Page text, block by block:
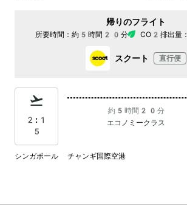
帰りのフライト
所要時間： 約5時間20分 CO2排出量：
スクート 直行便
2:1
5
約5時間20分
エコノミークラス
シンガポール チャンギ国際空港